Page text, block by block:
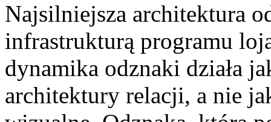
Najsilniejsza architektura
infrastrukturą programu
dynamika odznaki działa
architektury relacji, a nie